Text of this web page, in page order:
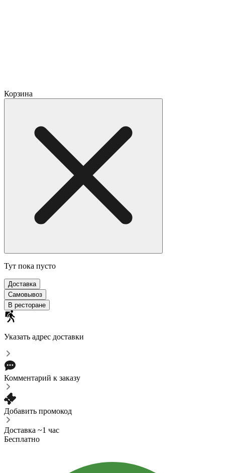
Корзина
Тут пока пусто
Доставка
Самовывоз
В ресторане
Указать адрес доставки
Комментарий к заказу
Добавить промокод
Доставка ~1 час
Бесплатно